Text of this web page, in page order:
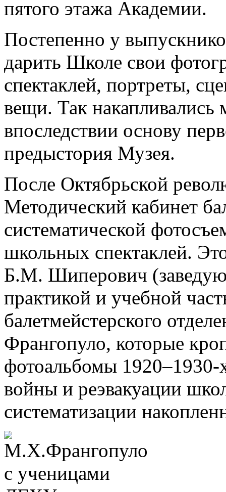
пятого этажа Академии.
Постепенно у
дарить Школе свои
спектаклей, портреты,
вещи. Так
впоследствии основу
предыстория Музея.
После Октябрьской
Методический кабинет
систематической
школьных спектаклей.
Б.М. Шиперович
практикой и учебной
балетмейстерского
Франгопуло, которые
фотоальбомы 1920–1930-
войны и реэвакуации
систематизации